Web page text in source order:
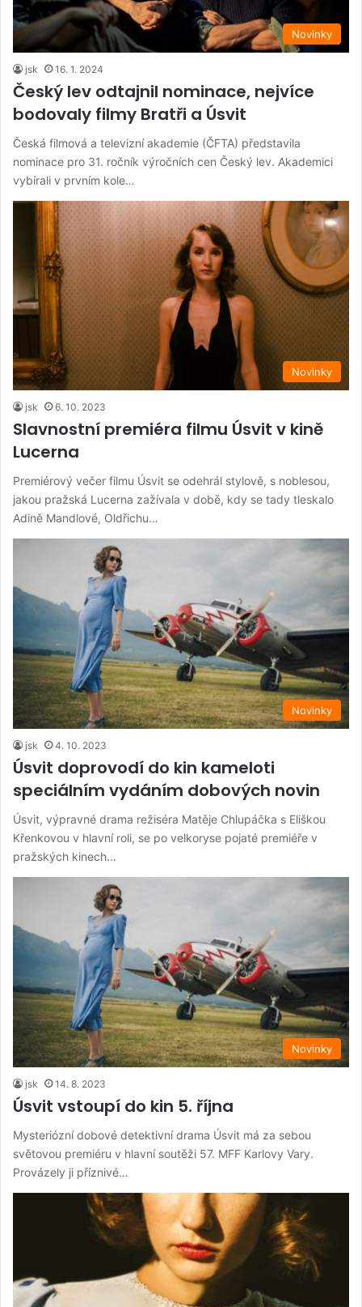
Novinky
jsk 16. 1. 2024
Český lev odtajnil nominace, nejvíce
bodovaly filmy Bratři a Úsvit
Česká filmová a televizní akademie (ČFTA) představila
nominace pro 31. ročník výročních cen Český lev. Akademici
vybírali v prvním kole…
Novinky
jsk 6. 10. 2023
Slavnostní premiéra filmu Úsvit v kině
Lucerna
Premiérový večer filmu Úsvit se odehrál stylově, s noblesou,
jakou pražská Lucerna zažívala v době, kdy se tady tleskalo
Adině Mandlové, Oldřichu…
Novinky
jsk 4. 10. 2023
Úsvit doprovodí do kin kameloti
speciálním vydáním dobových novin
Úsvit, výpravné drama režiséra Matěje Chlupáčka s Eliškou
Křenkovou v hlavní roli, se po velkoryse pojaté premiéře v
pražských kinech…
Novinky
jsk 14. 8. 2023
Úsvit vstoupí do kin 5. října
Mysteriózní dobové detektivní drama Úsvit má za sebou
světovou premiéru v hlavní soutěži 57. MFF Karlovy Vary.
Provázely ji příznivé…